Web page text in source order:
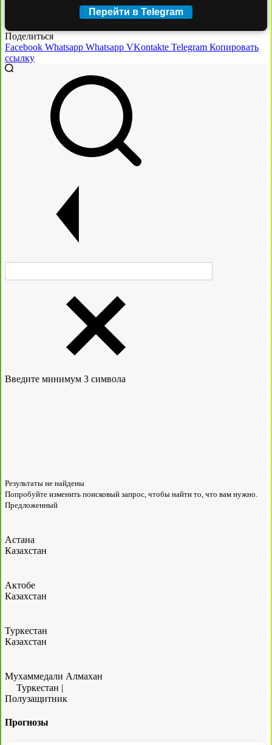
Перейти в Telegram
Поделиться
Facebook Whatsapp Whatsapp VKontakte Telegram Копировать
ссылку
Введите минимум 3 символа
Результаты не найдены
Попробуйте изменить поисковый запрос, чтобы найти то, что вам нужно.
Предложенный
Астана
Казахстан
Актобе
Казахстан
Туркестан
Казахстан
Мухаммедали Алмахан
Туркестан |
Полузащитник
Прогнозы